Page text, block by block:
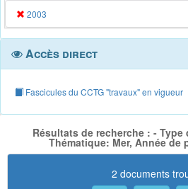
2003
Accès direct
Fascicules du CCTG "travaux" en vigueur
Résultats de recherche : -
Thématique: Mer, Année de
2 documents